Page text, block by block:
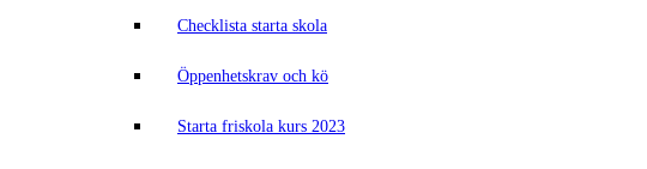
Checklista starta skola
Öppenhetskrav och kö
Starta friskola kurs 2023